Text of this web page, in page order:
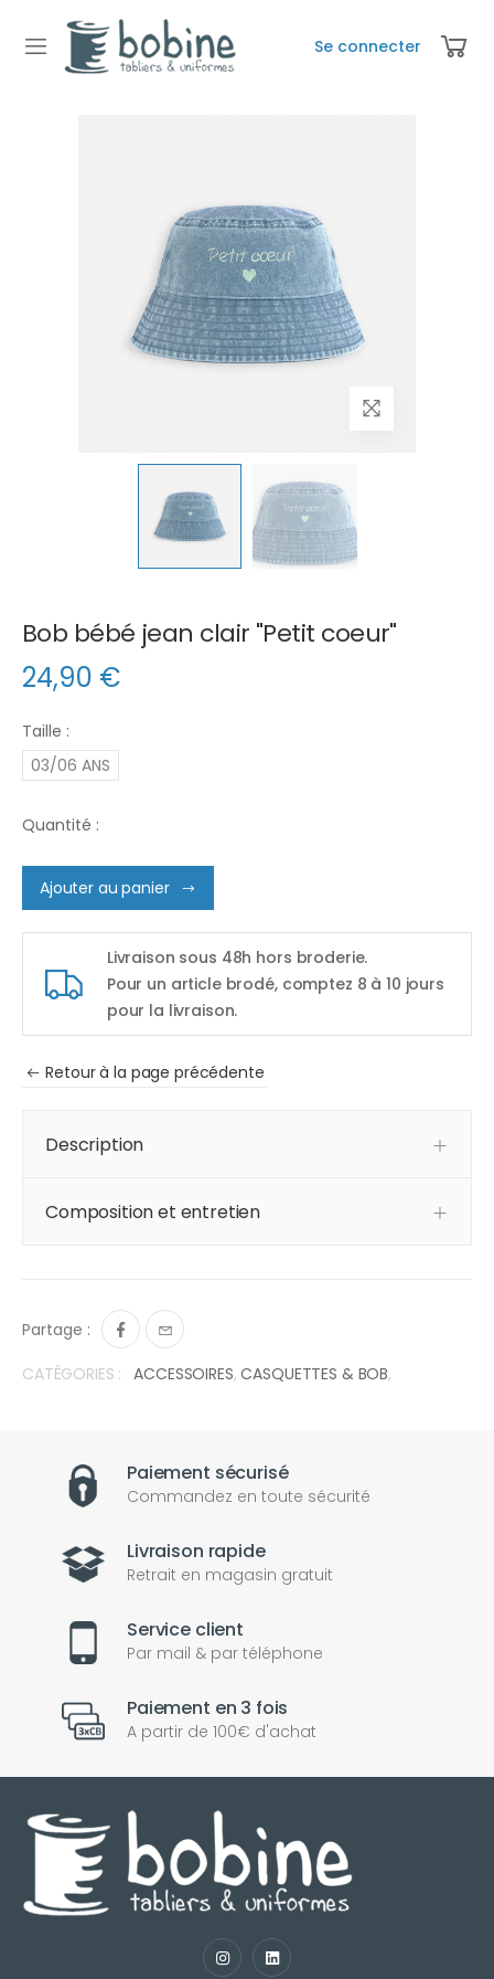
Se connecter
Bob bébé jean clair "Petit coeur"
24,90 €
Taille :
03/06 ANS
Quantité :
Ajouter au panier
Livraison sous 48h hors broderie.
Pour un article brodé, comptez 8 à 10 jours
pour la livraison.
Retour à la page précédente
Description
Composition et entretien
Partage :
CATÉGORIES : ACCESSOIRES,CASQUETTES & BOB,
Paiement sécurisé
Commandez en toute sécurité
Livraison rapide
Retrait en magasin gratuit
Service client
Par mail & par téléphone
Paiement en 3 fois
A partir de 100€ d'achat